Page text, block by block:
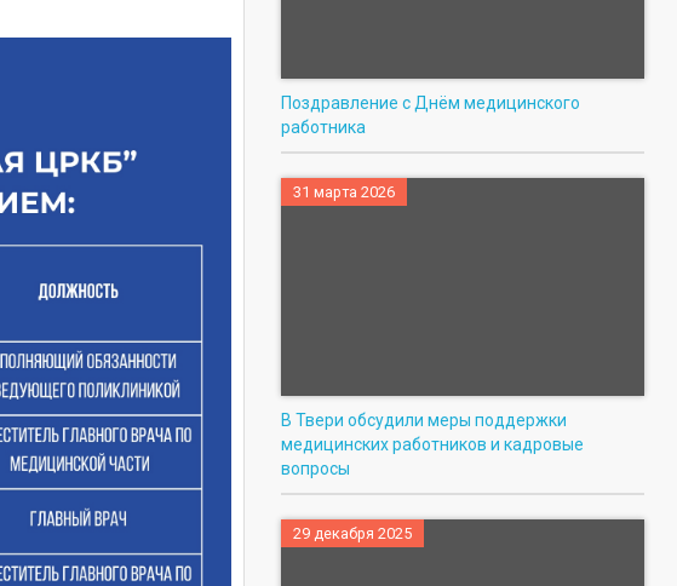
Поздравление с Днём медицинского
работника
31 марта 2026
В Твери обсудили меры поддержки
медицинских работников и кадровые
вопросы
29 декабря 2025